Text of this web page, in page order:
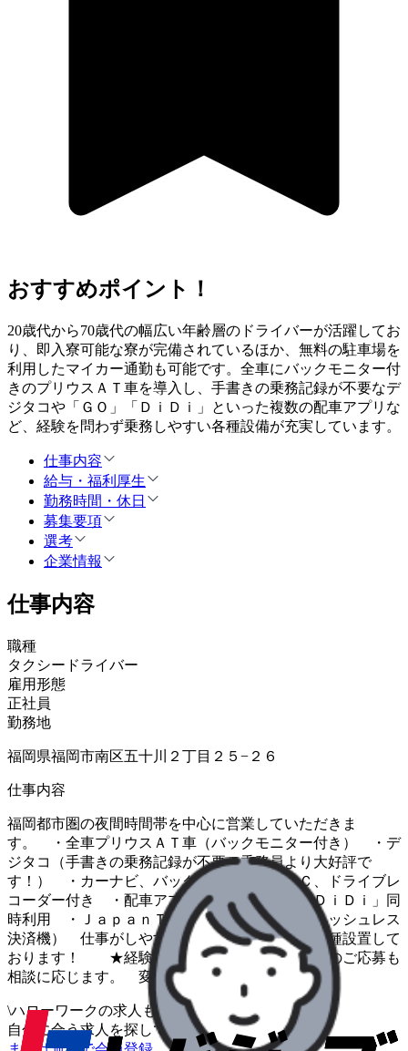
おすすめポイント！
20歳代から70歳代の幅広い年齢層のドライバーが活躍してお
り、即入寮可能な寮が完備されているほか、無料の駐車場を
利用したマイカー通勤も可能です。全車にバックモニター付
きのプリウスＡＴ車を導入し、手書きの乗務記録が不要なデ
ジタコや「ＧＯ」「ＤｉＤｉ」といった複数の配車アプリな
ど、経験を問わず乗務しやすい各種設備が充実しています。
仕事内容
給与・福利厚生
勤務時間・休日
募集要項
選考
企業情報
仕事内容
職種
タクシードライバー
雇用形態
正社員
勤務地
福岡県福岡市南区五十川２丁目２５−２６
仕事内容
福岡都市圏の夜間時間帯を中心に営業していただきま
す。 ・全車プリウスＡＴ車（バックモニター付き） ・デ
ジタコ（手書きの乗務記録が不要！乗務員より大好評で
す！） ・カーナビ、バックセンサー、ＥＴＣ、ドライブレ
コーダー付き ・配車アプリ２種類「ＧＯ」「ＤｉＤｉ」同
時利用 ・ＪａｐａｎＴａｘｉタブレット（キャッシュレス
決済機） 仕事がしやすいような機能や機械は各種設置して
おります！ ★経験は不問です ６５歳以上のご応募も
相談に応じます。 変更範囲：変更なし
\ハローワークの求人も一括管理
自分に合う求人を探してもらう/